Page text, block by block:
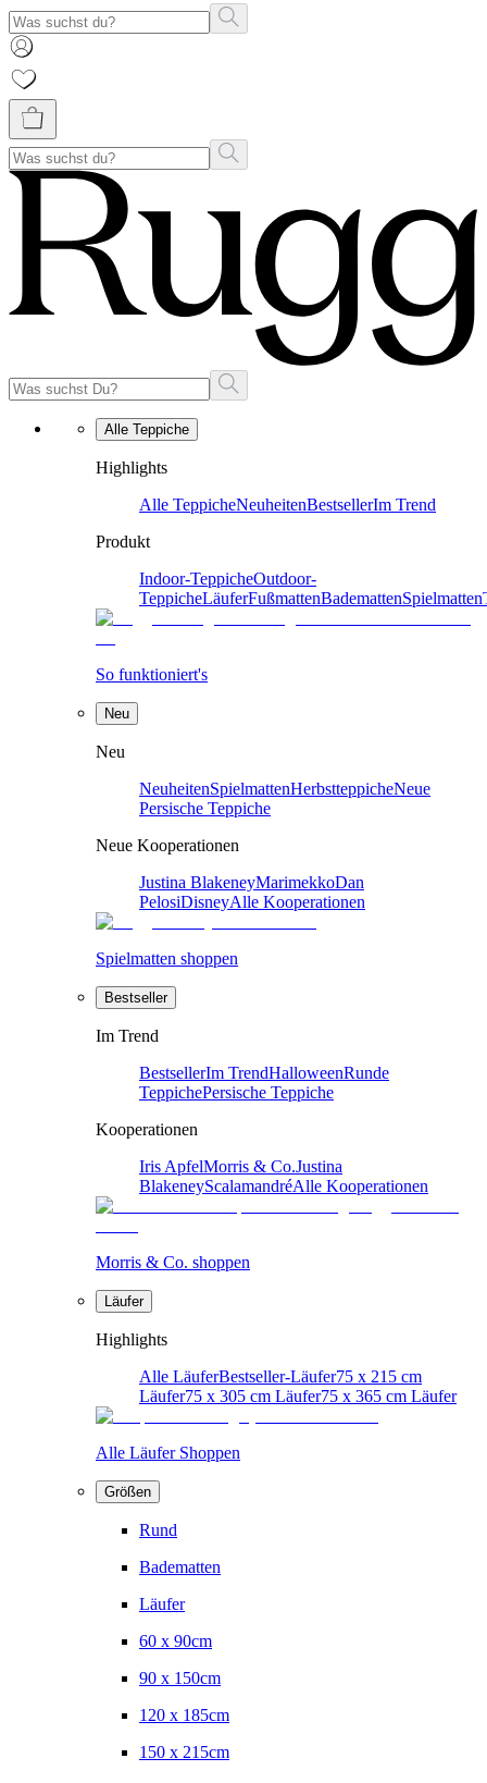
Alle Teppiche
Highlights
Alle TeppicheNeuheitenBestsellerIm Trend
Produkt
Indoor-TeppicheOutdoor-
TeppicheLäuferFußmattenBademattenSpielmatten
So funktioniert's
Neu
Neu
NeuheitenSpielmattenHerbstteppicheNeue
Persische Teppiche
Neue Kooperationen
Justina BlakeneyMarimekkoDan
PelosiDisneyAlle Kooperationen
Spielmatten shoppen
Bestseller
Im Trend
BestsellerIm TrendHalloweenRunde
TeppichePersische Teppiche
Kooperationen
Iris ApfelMorris & Co.Justina
BlakeneyScalamandréAlle Kooperationen
Morris & Co. shoppen
Läufer
Highlights
Alle LäuferBestseller-Läufer75 x 215 cm
Läufer75 x 305 cm Läufer75 x 365 cm Läufer
Alle Läufer Shoppen
Größen
Rund
Badematten
Läufer
60 x 90cm
90 x 150cm
120 x 185cm
150 x 215cm